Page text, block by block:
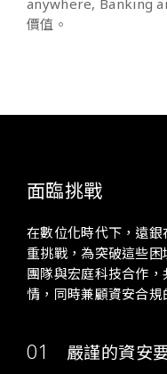
anywhere, Banking
價值。
面臨挑戰
在數位化時代下，遠
重挑戰，為突破這些
團隊與宏庭科技合作
情，同時兼顧資安合規
嚴謹的資安